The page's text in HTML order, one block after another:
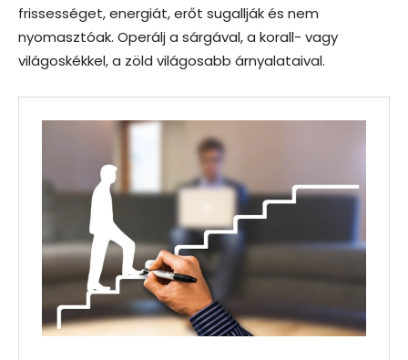
frissességet, energiát, erőt sugallják és nem
nyomasztóak. Operálj a sárgával, a korall- vagy
világoskékkel, a zöld világosabb árnyalataival.